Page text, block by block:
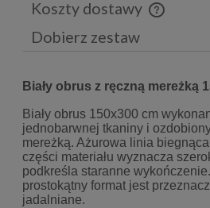
Koszty dostawy
Cena nie zawiera ewentualnych
Dobierz zestaw
Biały obrus z ręczną mereżką
Biały obrus 150x300 cm
jednobarwnej tkaniny i
mereżką. Ażurowa linia
części materiału wyznacza
podkreśla staranne
prostokątny format jest
jadalniane.